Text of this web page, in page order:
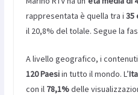
rappresentata è quella tra i 35
il 20,8% del tolale. Segue la
A livello geografico, i
120 Paesiin tutto il mondo. L’
con il 78,1%delle